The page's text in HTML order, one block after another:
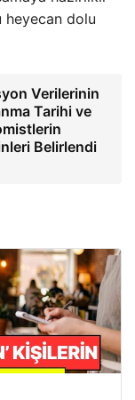
heyecan dolu
Verilerinin
Tarihi ve
Belirlendi